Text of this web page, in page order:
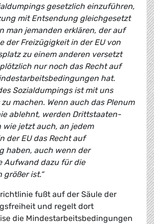
gesetzlich einzuführen,
mit Entsendung gleichgesetzt
man jemanden erklären, der auf
der Freizügigkeit in der EU von
zu einem anderen versetzt
nur noch das Recht auf
hat.
Sozialdumpings ist mit uns
machen. Wenn auch das Plenum
ablehnt, werden Drittstaaten-
jetzt auch, an jedem
der EU das Recht auf
haben, auch wenn der
Aufwand dazu für die
größer ist.“
fußt auf der Säule der
und regelt dort
die Mindestarbeitsbedingungen